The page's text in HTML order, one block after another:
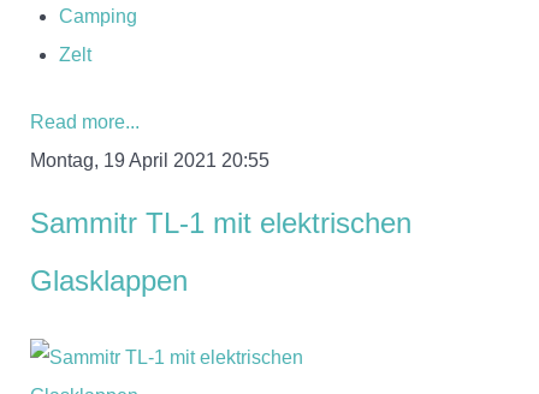
Camping
Zelt
Read more...
Montag, 19 April 2021 20:55
Sammitr TL-1 mit elektrischen
Glasklappen